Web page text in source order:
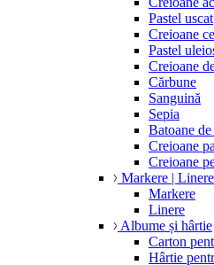
Pastel uscat
Creioane
Pastel
Creioane
Cărbune
Sanguină
Sepia
Batoane
Creioane
Creioane
Markere | Linere
Markere
Linere
Albume și hârtie
Carton
Hârtie